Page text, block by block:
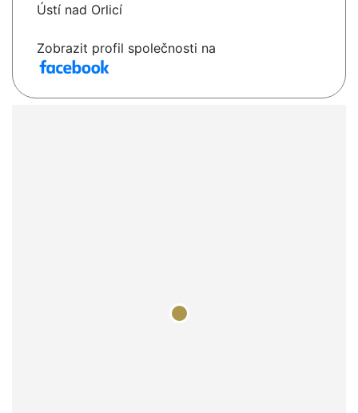
Ústí nad Orlicí
Zobrazit profil společnosti na